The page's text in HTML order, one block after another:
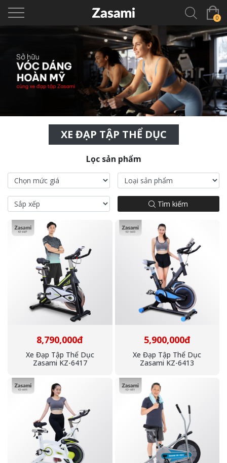
0
XE ĐẠP TẬP THỂ DỤC
Lọc sản phẩm
Tìm kiếm
8,790,000đ
Xe Đạp Tập Thể Dục
Zasami KZ-6417
5,900,000đ
Xe Đạp Tập Thể Dục
Zasami KZ-6413